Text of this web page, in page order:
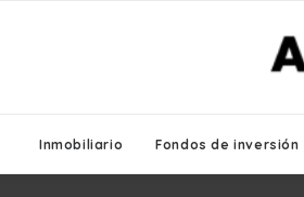
Inmobiliario Fondos de inversión